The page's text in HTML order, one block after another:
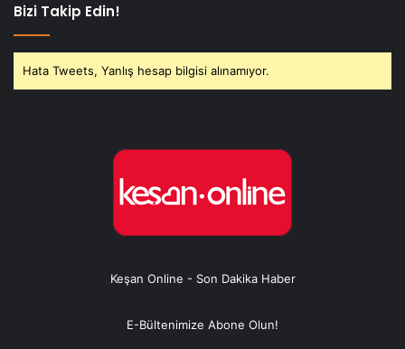
Bizi Takip Edin!
Hata Tweets, Yanlış hesap bilgisi alınamıyor.
Keşan Online - Son Dakika Haber
E-Bültenimize Abone Olun!